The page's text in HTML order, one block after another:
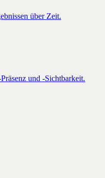
über Zeit.
und -Sichtbarkeit.